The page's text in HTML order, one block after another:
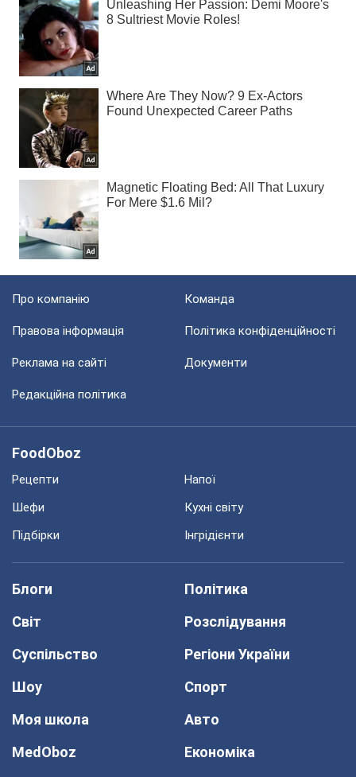
Про компанію Команда
Правова інформація Політика конфіденційності
Реклама на сайті Документи
Редакційна політика
FoodOboz
Рецепти
Напої
Шефи
Кухні світу
Підбірки
Інгрідієнти
Блоги
Політика
Світ
Розслідування
Суспільство
Регіони України
Шоу
Спорт
Моя школа
Авто
MedOboz
Економіка